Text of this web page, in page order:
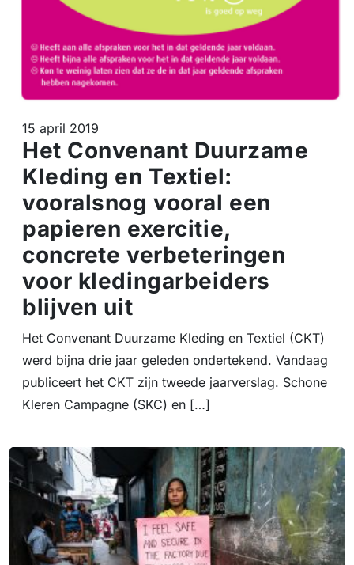
15 april 2019
Het Convenant Duurzame
Kleding en Textiel:
vooralsnog vooral een
papieren exercitie,
concrete verbeteringen
voor kledingarbeiders
blijven uit
Het Convenant Duurzame Kleding en Textiel (CKT)
werd bijna drie jaar geleden ondertekend. Vandaag
publiceert het CKT zijn tweede jaarverslag. Schone
Kleren Campagne (SKC) en […]